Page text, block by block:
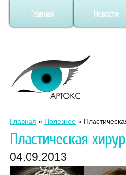
Главная Новости
Главная » Полезное »
Пластическая
04.09.2013